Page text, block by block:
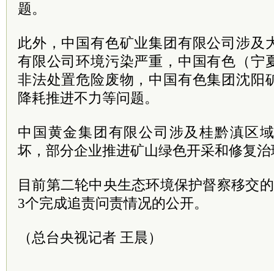
题。
此外，中国有色矿业集团有限公司涉及
有限公司环境污染严重，中国有色（宁
非法处置危险废物，中国有色集团沈阳
降耗推进不力等问题。
中国黄金集团有限公司涉及桂黔滇区
坏，部分企业推进矿山绿色开采和修复
目前第二轮中央生态环境保护督察移交
3个完成追责问责情况的公开。
（总台央视记者 王晨）